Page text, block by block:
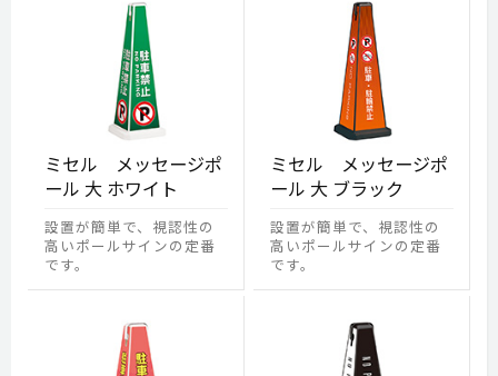
ミセル メッセージポ
ール 大 ホワイト
設置が簡単で、視認性の
高いポールサインの定番
です。
ミセル メッセージポ
ール 大 ブラック
設置が簡単で、視認性の
高いポールサインの定番
です。